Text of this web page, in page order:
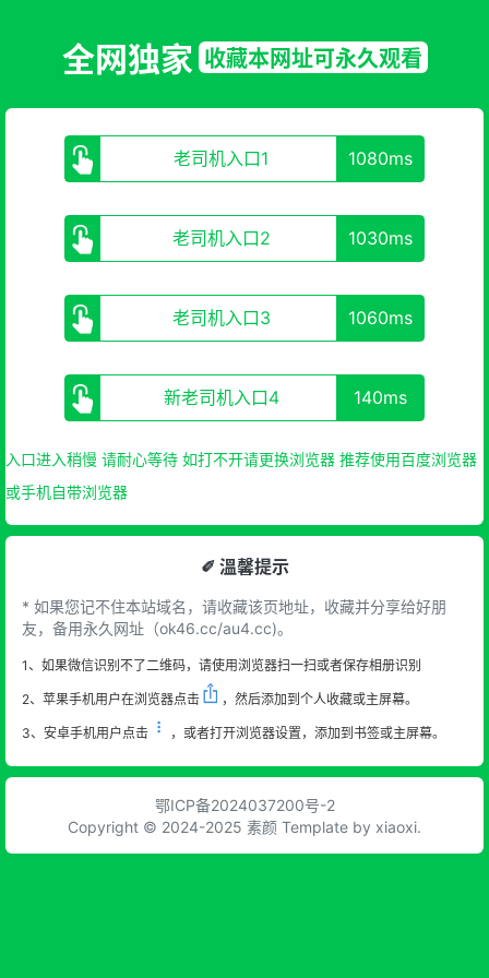
全网独家 收藏本网址可永久观看
1080ms
老司机入口1
1030ms
老司机入口2
1060ms
老司机入口3
140ms
新老司机入口4
入口进入稍慢 请耐心等待 如打不开请更换浏览器 推荐使用百度浏览器
或手机自带浏览器
✐ 溫馨提示
* 如果您记不住本站域名，请收藏该页地址，收藏并分享给好朋
友，备用永久网址（ok46.cc/au4.cc)。
1、如果微信识别不了二维码，请使用浏览器扫一扫或者保存相册识别
2、苹果手机用户在浏览器点击 ，然后添加到个人收藏或主屏幕。
3、安卓手机用户点击 ，或者打开浏览器设置，添加到书签或主屏幕。
鄂ICP备2024037200号-2
Copyright © 2024-2025 素颜 Template by xiaoxi.